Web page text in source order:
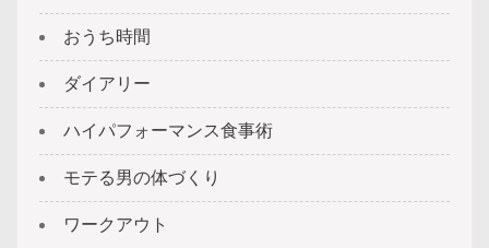
おうち時間
ダイアリー
ハイパフォーマンス食事術
モテる男の体づくり
ワークアウト